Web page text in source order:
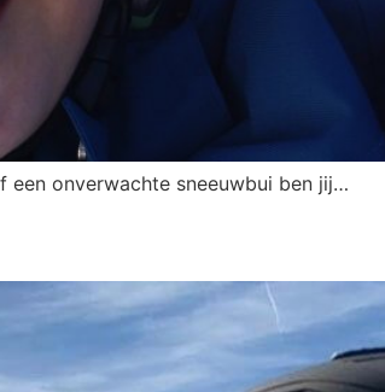
een onverwachte sneeuwbui ben jij…